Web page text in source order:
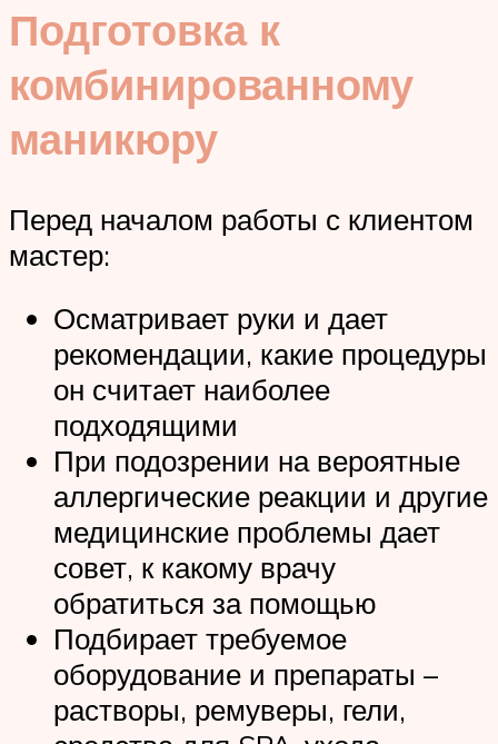
Подготовка к
комбинированному
маникюру
Перед началом работы с клиентом
мастер:
Осматривает руки и дает
рекомендации, какие процедуры
он считает наиболее
подходящими
При подозрении на вероятные
аллергические реакции и другие
медицинские проблемы дает
совет, к какому врачу
обратиться за помощью
Подбирает требуемое
оборудование и препараты –
растворы, ремуверы, гели,